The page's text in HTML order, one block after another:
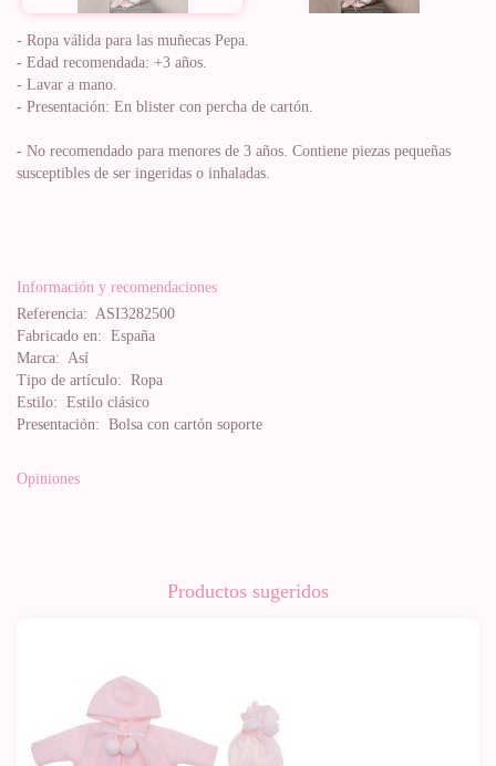
- Ropa válida para las muñecas Pepa.
- Edad recomendada: +3 años.
- Lavar a mano.
- Presentación: En blister con percha de cartón.
- No recomendado para menores de 3 años. Contiene piezas pequeñas
susceptibles de ser ingeridas o inhaladas.
Información y recomendaciones
Referencia: ASI3282500
Fabricado en: España
Marca: Así
Tipo de artículo: Ropa
Estilo: Estilo clásico
Presentación: Bolsa con cartón soporte
Opiniones
Productos sugeridos